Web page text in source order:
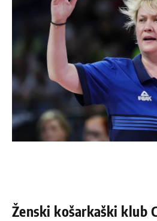
Ženski košarkaški klub